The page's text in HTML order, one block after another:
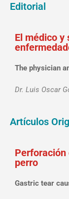
Editorial
El médico y
The physician
Dr. Luis Oscar
Artículos
Perforación
perro
Gastric tear